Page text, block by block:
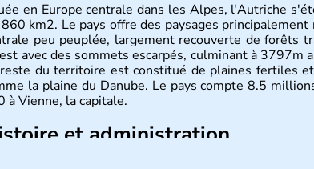
en Europe centrale dans les Alpes, l'Autriche
km2. Le pays offre des paysages principalement
peu peuplée, largement recouverte de forêts
avec des sommets escarpés, culminant à 3797m
du territoire est constitué de plaines fertiles
la plaine du Danube. Le pays compte 8.5
à Vienne, la capitale.
et administration